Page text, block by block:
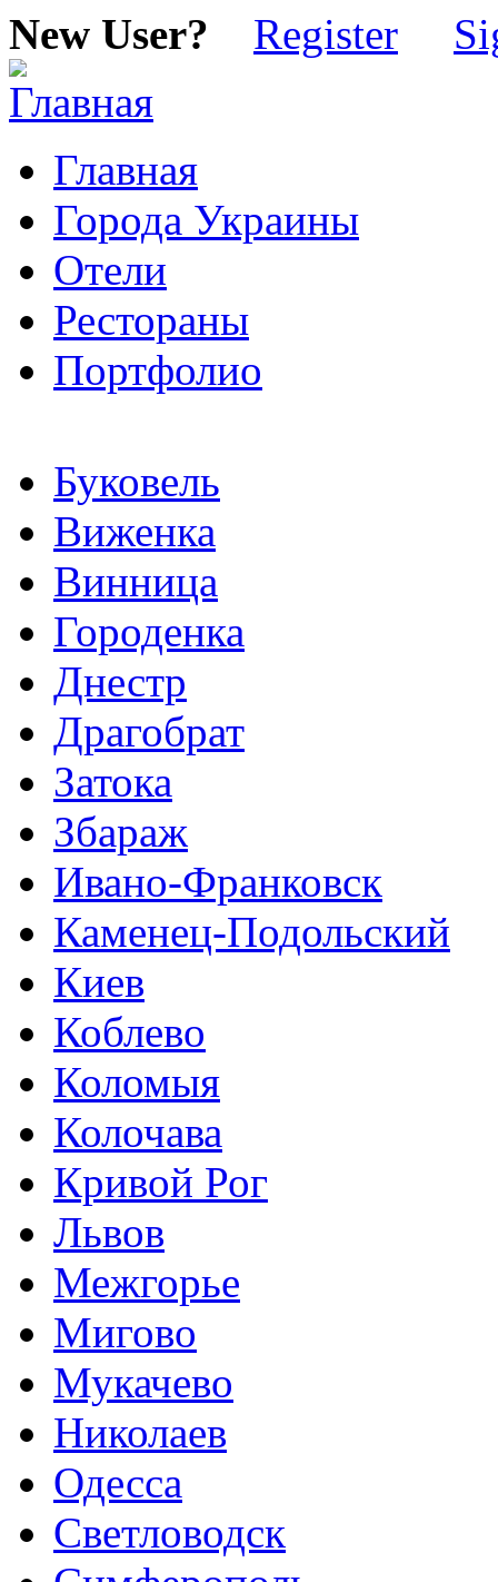
New User? Register
Главная
Города Украины
Отели
Рестораны
Портфолио
Буковель
Виженка
Винница
Городенка
Днестр
Драгобрат
Затока
Збараж
Ивано-Франковск
Каменец-Подольский
Киев
Коблево
Коломыя
Колочава
Кривой Рог
Львов
Межгорье
Мигово
Мукачево
Николаев
Одесса
Светловодск